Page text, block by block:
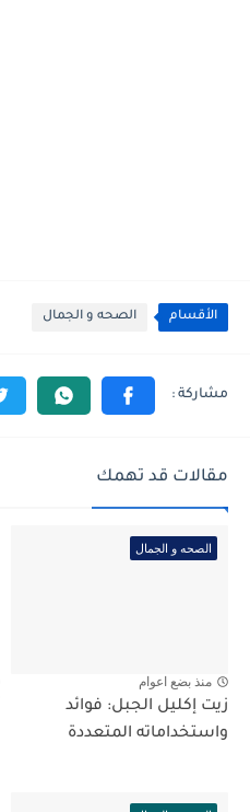
الأقسام الصحه و الجمال
مقالات قد تهمك
الصحه و الجمال
منذ بضع اعوام
زيت إكليل الجبل: فوائد
واستخداماته المتعددة